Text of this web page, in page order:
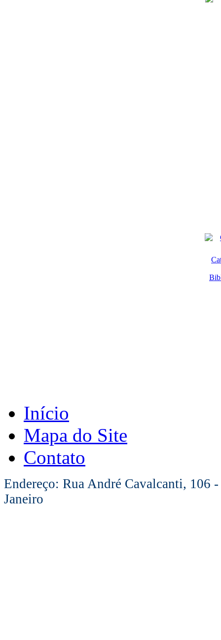
Início
Mapa do Site
Contato
Endereço: Rua André Cavalcanti, 106
Janeiro